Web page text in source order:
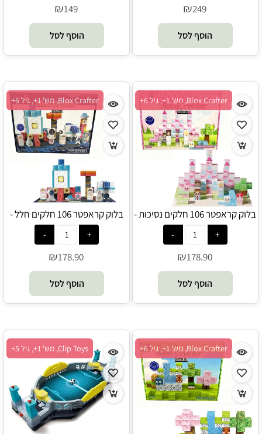
₪249
הוסף לסל
₪149
הוסף לסל
Blox Crafter, מש' 1+, גיל 6+
בלוק קראפטר 106 חלקים נסיכות -
Blox Crafter
₪178.90
הוסף לסל
Blox Crafter, מש' 1+, גיל 6+
בלוק קראפטר 106 חלקים חלל -
Blox Crafter
₪178.90
הוסף לסל
Blox Crafter, מש' 1+, גיל 6+ Clip Toys, מש' 1+, גיל 5+